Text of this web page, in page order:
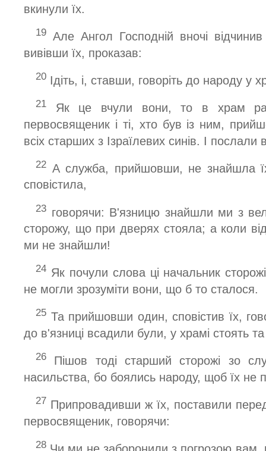
вкинули їх.
19 Але Ангол Господній вночі
вивівши їх, проказав:
20 Ідіть, і, ставши, говоріть до народу у
21 Як це вчули вони, то в храм
первосвященик і ті, хто був із ним,
всіх старших з Ізраїлевих синів. І
22 А служба, прийшовши, не знайшла
сповістила,
23 говорячи: В'язницю знайшли ми з
сторожу, що при дверях стояла; а коли
ми не знайшли!
24 Як почули слова ці начальник
не могли зрозуміти вони, що б то сталося.
25 Та прийшовши один, сповістив їх,
до в'язниці всадили були, у храмі стоять
26 Пішов тоді старший сторожі зо
насильства, бо боялись народу, щоб їх не
27 Припровадивши ж їх, поставили
первосвященик, говорячи:
28 Чи ми не заборонили з погрозою вам,